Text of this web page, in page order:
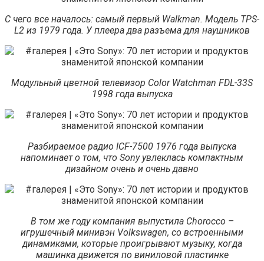
С чего все началось: самый первый Walkman. Модель TPS-
L2 из 1979 года. У плеера два разъема для наушников
Модульный цветной телевизор Color Watchman FDL-33S
1998 года выпуска
Разбираемое радио ICF-7500 1976 года выпуска
напоминает о том, что Sony увлеклась компактным
дизайном очень и очень давно
В том же году компания выпустила Chorocco –
игрушечный минивэн Volkswagen, со встроенными
динамиками, которые проигрывают музыку, когда
машинка движется по виниловой пластинке